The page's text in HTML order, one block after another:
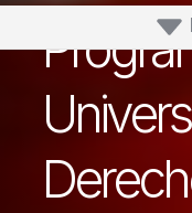
Incidencia Social